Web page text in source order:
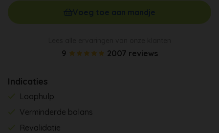
9 2007 reviews
Indicaties
Loophulp
Verminderde balans
Revalidatie